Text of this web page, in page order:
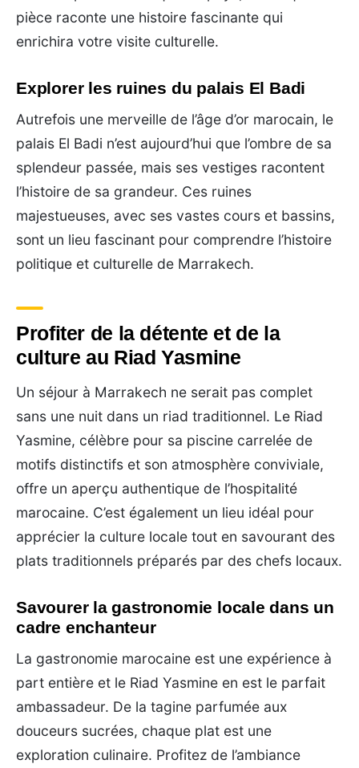
pièce raconte une histoire fascinante qui
enrichira votre visite culturelle.
Explorer les ruines du palais El Badi
Autrefois une merveille de l’âge d’or marocain, le
palais El Badi n’est aujourd’hui que l’ombre de sa
splendeur passée, mais ses vestiges racontent
l’histoire de sa grandeur. Ces ruines
majestueuses, avec ses vastes cours et bassins,
sont un lieu fascinant pour comprendre l’histoire
politique et culturelle de Marrakech.
Profiter de la détente et de la
culture au Riad Yasmine
Un séjour à Marrakech ne serait pas complet
sans une nuit dans un riad traditionnel. Le Riad
Yasmine, célèbre pour sa piscine carrelée de
motifs distinctifs et son atmosphère conviviale,
offre un aperçu authentique de l’hospitalité
marocaine. C’est également un lieu idéal pour
apprécier la culture locale tout en savourant des
plats traditionnels préparés par des chefs locaux.
Savourer la gastronomie locale dans un
cadre enchanteur
La gastronomie marocaine est une expérience à
part entière et le Riad Yasmine en est le parfait
ambassadeur. De la tagine parfumée aux
douceurs sucrées, chaque plat est une
exploration culinaire. Profitez de l’ambiance